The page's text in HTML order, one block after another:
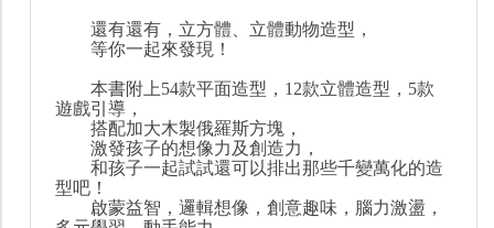
還有還有，立方體、立體動物造型，
等你一起來發現！
本書附上54款平面造型，12款立體造型，5款
遊戲引導，
搭配加大木製俄羅斯方塊，
激發孩子的想像力及創造力，
和孩子一起試試還可以排出那些千變萬化的造
型吧！
啟蒙益智，邏輯想像，創意趣味，腦力激盪，